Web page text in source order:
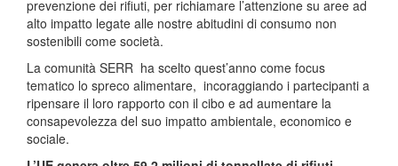
prevenzione dei rifiuti, per richiamare l’attenzione su aree ad
alto impatto legate alle nostre abitudini di consumo non
sostenibili come società.
La comunità SERR ha scelto quest’anno come focus
tematico lo spreco alimentare, incoraggiando i partecipanti a
ripensare il loro rapporto con il cibo e ad aumentare la
consapevolezza del suo impatto ambientale, economico e
sociale.